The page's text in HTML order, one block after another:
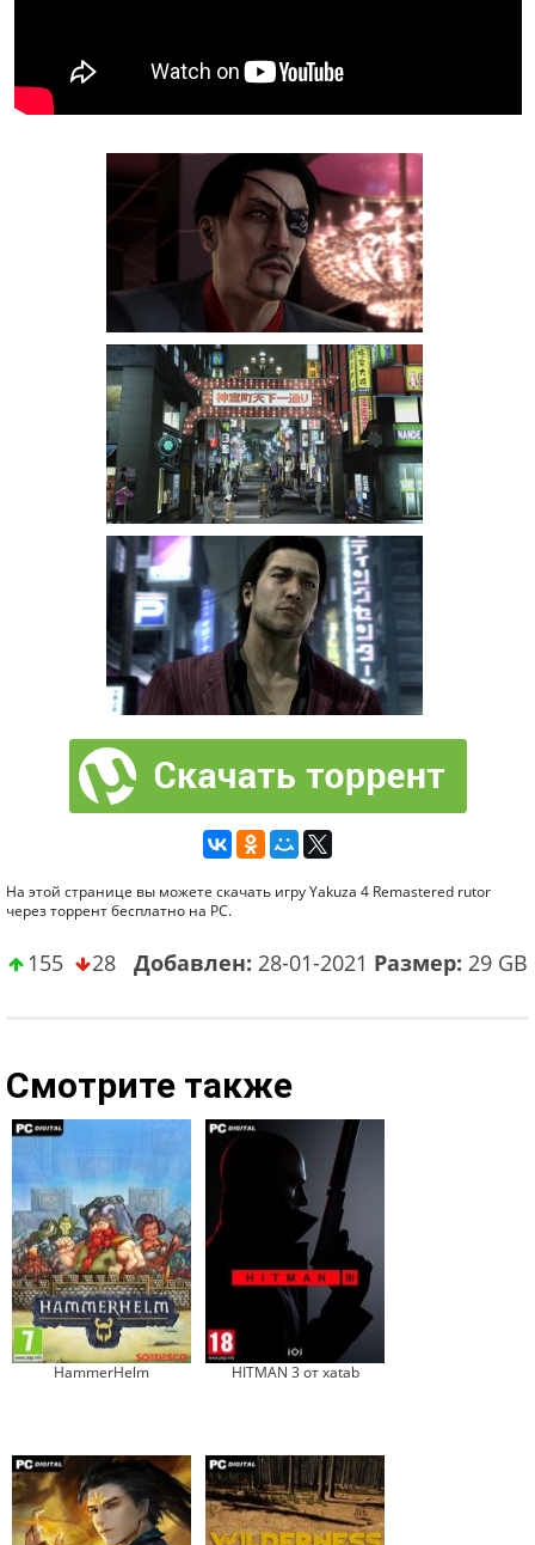
На этой странице вы можете скачать игру Yakuza 4 Remastered rutor
через торрент бесплатно на PC.
155 28 Добавлен: 28-01-2021 Размер: 29 GB
Смотрите также
HammerHelm HITMAN 3 от xatab